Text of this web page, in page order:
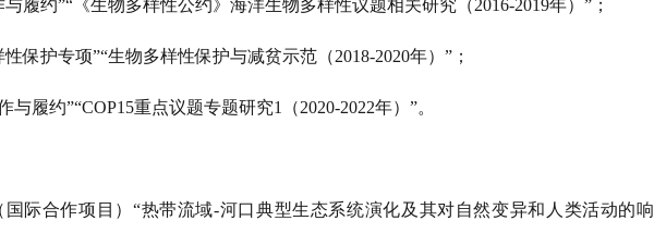
履约”“《生物多样性公约》海洋生物多样性议题相关研究（2016-2019年）”；
保护专项”“生物多样性保护与减贫示范（2018-2020年）”；
履约”“COP15重点议题专题研究1（2020-2022年）”。
际合作项目）“热带流域-河口典型生态系统演化及其对自然变异和人类活动的响